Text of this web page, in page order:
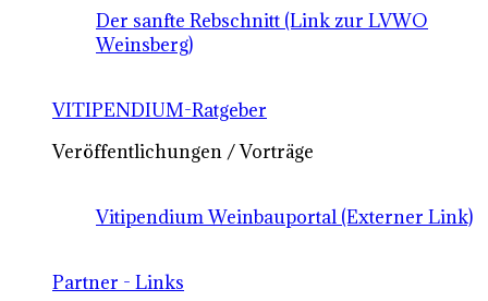
Der sanfte Rebschnitt (Link zur LVWO
Weinsberg)
VITIPENDIUM-Ratgeber
Veröffentlichungen / Vorträge
Vitipendium Weinbauportal (Externer Link)
Partner - Links